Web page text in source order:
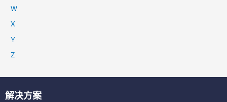
W
X
Y
Z
解决方案